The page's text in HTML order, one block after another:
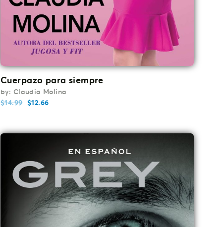
Cuerpazo para siempre
by: Claudia Molina
$14.99 $12.66